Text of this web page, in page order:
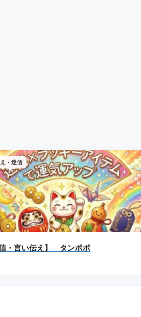
・迷信
信・言い伝え】 タンポポ